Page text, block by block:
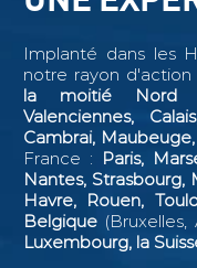
Implanté dans les
notre rayon
la moitié Nord
Valenciennes,
Cambrai,
France : Paris,
Nantes, Strasbourg,
Havre, Rouen,
Belgique
Luxembourg, la